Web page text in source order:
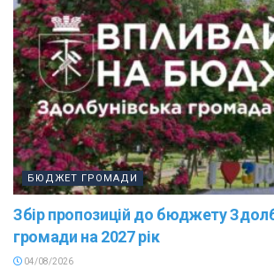
БЮДЖЕТ ГРОМАДИ
Збір пропозицій до бюджету
громади на 2027 рік
04/08/2026